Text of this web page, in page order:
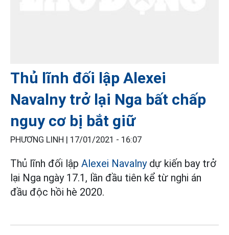
Thủ lĩnh đối lập Alexei
Navalny trở lại Nga bất chấp
nguy cơ bị bắt giữ
PHƯƠNG LINH | 17/01/2021 - 16:07
Thủ lĩnh đối lập Alexei Navalnydự kiến bay trở
lại Nga ngày 17.1, lần đầu tiên kể từ nghi án
đầu độc hồi hè 2020.